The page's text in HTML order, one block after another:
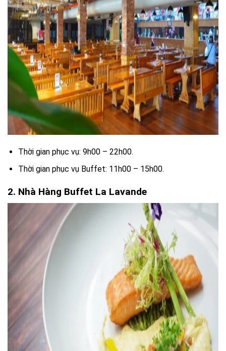
Thời gian phục vụ: 9h00 – 22h00.
Thời gian phục vụ Buffet: 11h00 – 15h00.
2. Nhà Hàng Buffet La Lavande